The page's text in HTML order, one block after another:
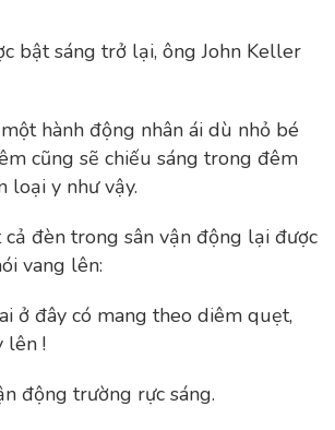
bật sáng trở lại, ông John Keller
hành động nhân ái dù nhỏ bé
cũng sẽ chiếu sáng trong đêm
loại y như vậy.
đèn trong sân vận động lại được
vang lên:
ở đây có mang theo diêm quẹt,
lên !
động trường rực sáng.